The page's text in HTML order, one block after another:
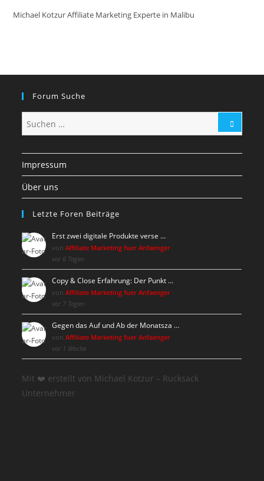
Michael Kotzur Affiliate Marketing Experte in Malibu
Forum Suche
Impressum
Über uns
Letzte Foren Beiträge
Erst zwei digitale Produkte verse …
vonAffiliate Marketing fuer Anfaenger
vor 6 Tagen
Copy & Close Erfahrung: Der Punkt …
vonAffiliate Marketing fuer Anfaenger
vor 7 Tagen
Gegen das Auf und Ab der Monatsza …
vonAffiliate Marketing fuer Anfaenger
vor 1 Woche
Mit ❤️ erstellt von Michael Kotzur – Rucksack
Unternehmer